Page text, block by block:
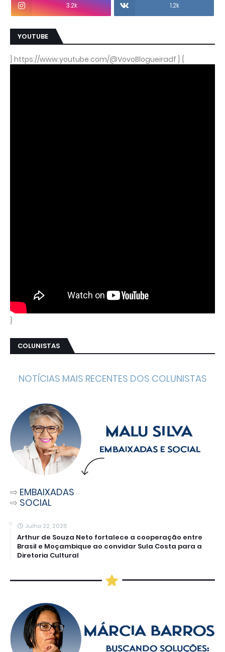
3.2k 1.2k
YOUTUBE
} https://www.youtube.com/@VovoBlogueiradf } {
}
COLUNISTAS
NOTÍCIAS MAIS RECENTES DOS COLUNISTAS
⇨ EMBAIXADAS
⇨ SOCIAL
Julho 22, 2026
Arthur de Souza Neto fortalece a cooperação entre
Brasil e Moçambique ao convidar Sula Costa para a
Diretoria Cultural